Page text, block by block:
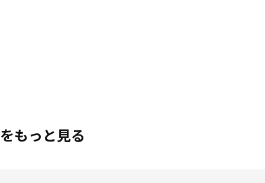
をもっと見る